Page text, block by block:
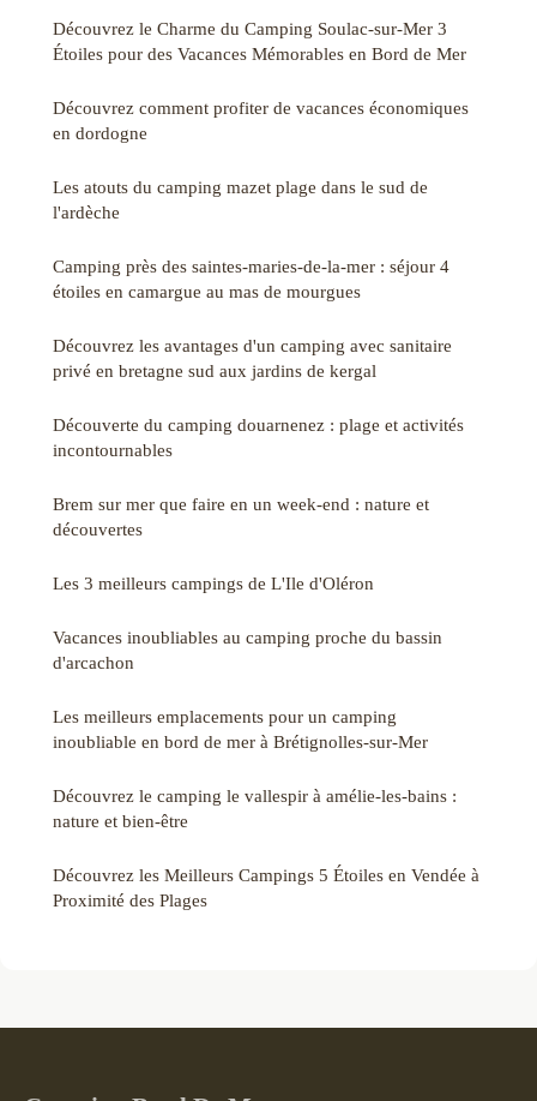
Découvrez le Charme du Camping Soulac-sur-Mer 3
Étoiles pour des Vacances Mémorables en Bord de Mer
Découvrez comment profiter de vacances économiques
en dordogne
Les atouts du camping mazet plage dans le sud de
l'ardèche
Camping près des saintes-maries-de-la-mer : séjour 4
étoiles en camargue au mas de mourgues
Découvrez les avantages d'un camping avec sanitaire
privé en bretagne sud aux jardins de kergal
Découverte du camping douarnenez : plage et activités
incontournables
Brem sur mer que faire en un week-end : nature et
découvertes
Les 3 meilleurs campings de L'Ile d'Oléron
Vacances inoubliables au camping proche du bassin
d'arcachon
Les meilleurs emplacements pour un camping
inoubliable en bord de mer à Brétignolles-sur-Mer
Découvrez le camping le vallespir à amélie-les-bains :
nature et bien-être
Découvrez les Meilleurs Campings 5 Étoiles en Vendée à
Proximité des Plages